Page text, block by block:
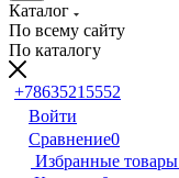
Каталог
По всему сайту
По каталогу
+78635215552
Войти
Сравнение0
Избранные товары